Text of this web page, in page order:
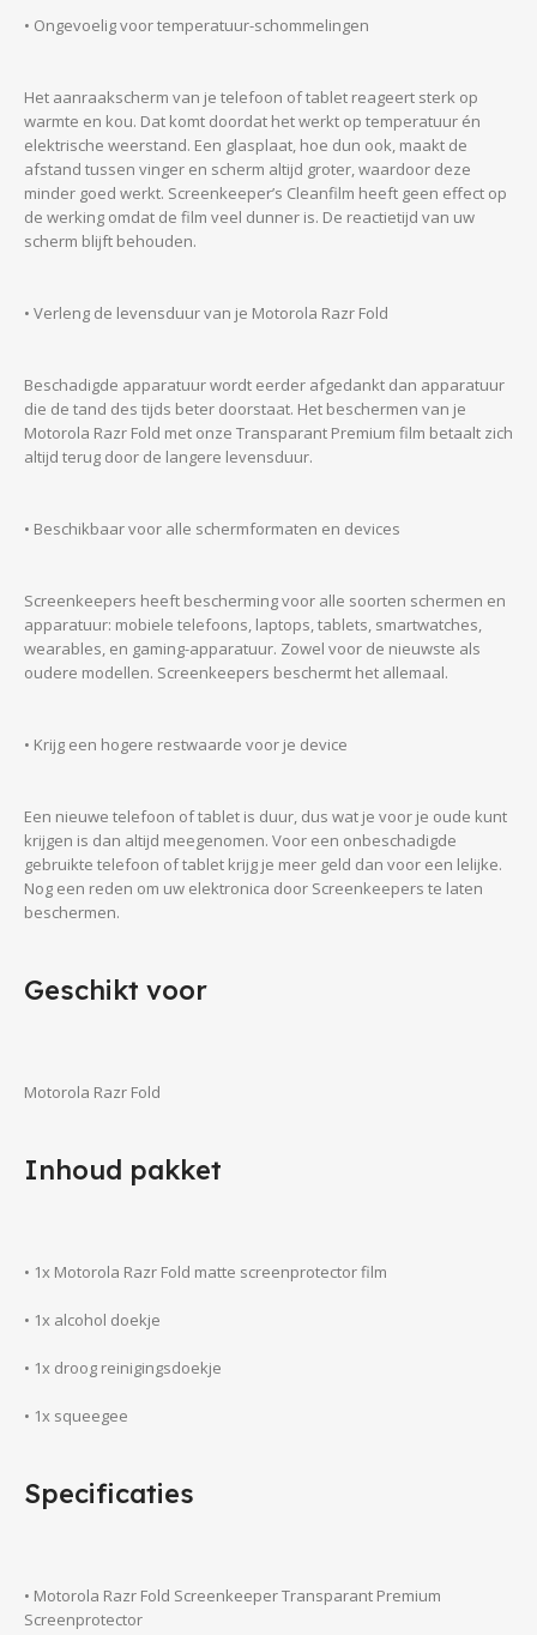
• Ongevoelig voor temperatuur-schommelingen
Het aanraakscherm van je telefoon of tablet reageert sterk op
warmte en kou. Dat komt doordat het werkt op temperatuur én
elektrische weerstand. Een glasplaat, hoe dun ook, maakt de
afstand tussen vinger en scherm altijd groter, waardoor deze
minder goed werkt. Screenkeeper’s Cleanfilm heeft geen effect op
de werking omdat de film veel dunner is. De reactietijd van uw
scherm blijft behouden.
• Verleng de levensduur van je Motorola Razr Fold
Beschadigde apparatuur wordt eerder afgedankt dan apparatuur
die de tand des tijds beter doorstaat. Het beschermen van je
Motorola Razr Fold met onze Transparant Premium film betaalt zich
altijd terug door de langere levensduur.
• Beschikbaar voor alle schermformaten en devices
Screenkeepers heeft bescherming voor alle soorten schermen en
apparatuur: mobiele telefoons, laptops, tablets, smartwatches,
wearables, en gaming-apparatuur. Zowel voor de nieuwste als
oudere modellen. Screenkeepers beschermt het allemaal.
• Krijg een hogere restwaarde voor je device
Een nieuwe telefoon of tablet is duur, dus wat je voor je oude kunt
krijgen is dan altijd meegenomen. Voor een onbeschadigde
gebruikte telefoon of tablet krijg je meer geld dan voor een lelijke.
Nog een reden om uw elektronica door Screenkeepers te laten
beschermen.
Geschikt voor
Motorola Razr Fold
Inhoud pakket
• 1x Motorola Razr Fold matte screenprotector film
• 1x alcohol doekje
• 1x droog reinigingsdoekje
• 1x squeegee
Specificaties
• Motorola Razr Fold Screenkeeper Transparant Premium
Screenprotector